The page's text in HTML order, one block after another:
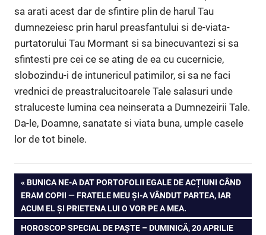
sa arati acest dar de sfintire plin de harul Tau
dumnezeiesc prin harul preasfantului si de-viata-
purtatorului Tau Mormant si sa binecuvantezi si sa
sfintesti pre cei ce se ating de ea cu cucernicie,
slobozindu-i de intunericul patimilor, si sa ne faci
vrednici de preastralucitoarele Tale salasuri unde
straluceste lumina cea neinserata a Dumnezeirii Tale.
Da-le, Doamne, sanatate si viata buna, umple casele
lor de tot binele.
Post
navigation
PREVIOUS
POST:
BUNICA NE-A DAT PORTOFOLII EGALE DE ACȚIUNI CÂND
ERAM COPII — FRATELE MEU ȘI-A VÂNDUT PARTEA, IAR
ACUM EL ȘI PRIETENA LUI O VOR PE A MEA.
NEXT
HOROSCOP SPECIAL DE PAȘTE – DUMINICĂ, 20 APRILIE